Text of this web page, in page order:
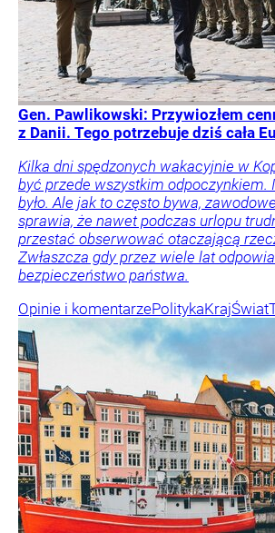
Gen. Pawlikowski: Przywiozłem
z Danii. Tego potrzebuje dziś cała
Kilka dni spędzonych wakacyjnie w
być przede wszystkim odpoczynkiem.
było. Ale jak to często bywa,
sprawia, że nawet podczas urlopu
przestać obserwować otaczającą
Zwłaszcza gdy przez wiele lat
bezpieczeństwo państwa.
Opinie i komentarzePolitykaKrajŚwiat